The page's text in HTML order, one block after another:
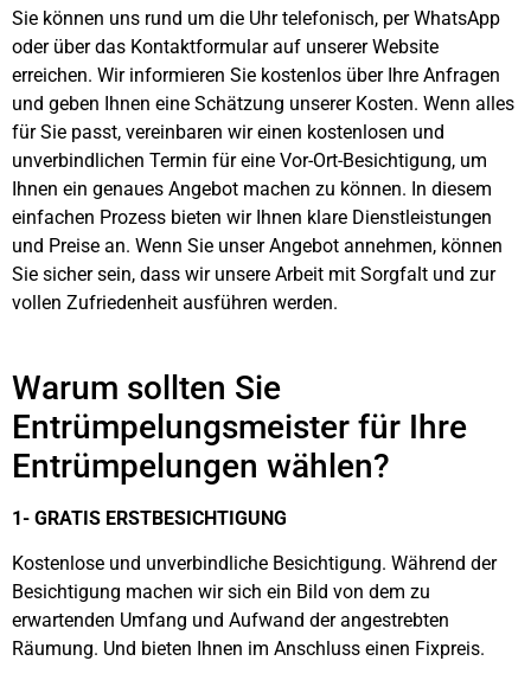
Sie können uns rund um die Uhr telefonisch, per WhatsApp
oder über das Kontaktformular auf unserer Website
erreichen. Wir informieren Sie kostenlos über Ihre Anfragen
und geben Ihnen eine Schätzung unserer Kosten. Wenn alles
für Sie passt, vereinbaren wir einen kostenlosen und
unverbindlichen Termin für eine Vor-Ort-Besichtigung, um
Ihnen ein genaues Angebot machen zu können. In diesem
einfachen Prozess bieten wir Ihnen klare Dienstleistungen
und Preise an. Wenn Sie unser Angebot annehmen, können
Sie sicher sein, dass wir unsere Arbeit mit Sorgfalt und zur
vollen Zufriedenheit ausführen werden.
Warum sollten Sie
Entrümpelungsmeister für Ihre
Entrümpelungen wählen?
1- GRATIS ERSTBESICHTIGUNG
Kostenlose und unverbindliche Besichtigung. Während der
Besichtigung machen wir sich ein Bild von dem zu
erwartenden Umfang und Aufwand der angestrebten
Räumung. Und bieten Ihnen im Anschluss einen Fixpreis.